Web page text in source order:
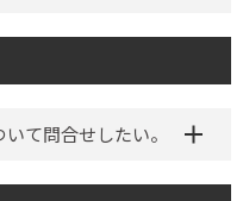
て問合せしたい。